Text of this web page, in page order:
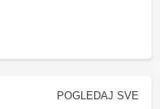
POGLEDAJ SVE